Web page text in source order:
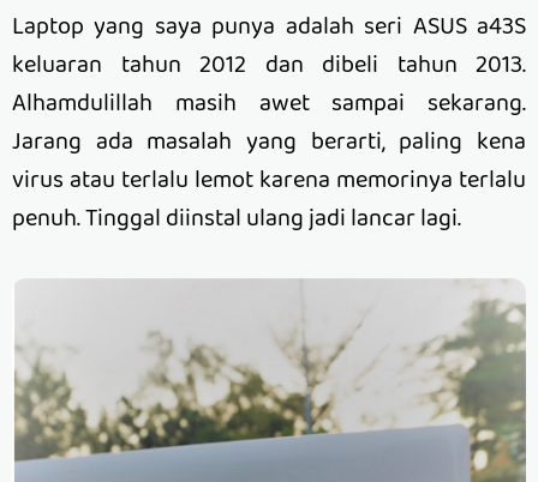
Laptop yang saya punya adalah seri ASUS a43S
keluaran tahun 2012 dan dibeli tahun 2013.
Alhamdulillah masih awet sampai sekarang.
Jarang ada masalah yang berarti, paling kena
virus atau terlalu lemot karena memorinya terlalu
penuh. Tinggal diinstal ulang jadi lancar lagi.